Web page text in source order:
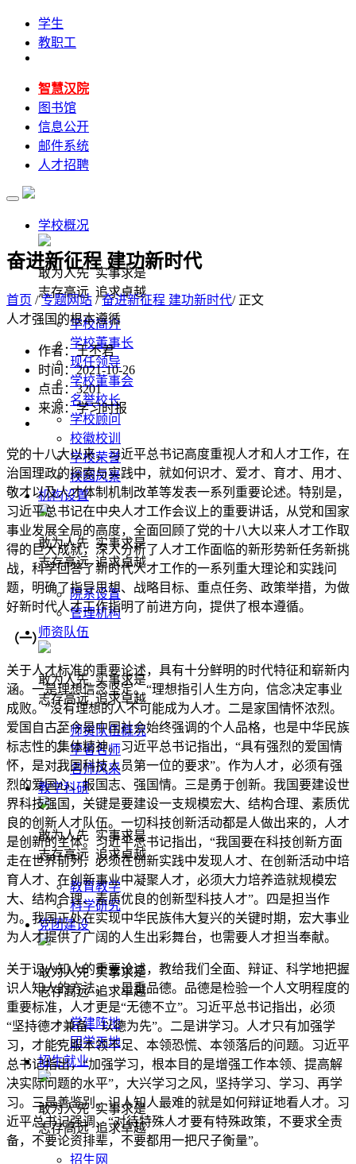
学生
教职工
智慧汉院
图书馆
信息公开
邮件系统
人才招聘
学校概况
敢为人先 实事求是
志存高远 追求卓越
学校简介
学校董事长
现任领导
学校董事会
名誉校长
学校顾问
校徽校训
学校荣誉
校园风景
机构设置
敢为人先 实事求是
志存高远 追求卓越
院系设置
管理机构
师资队伍
敢为人先 实事求是
志存高远 追求卓越
师资队伍概况
学者名师
名师风采
教学科研
敢为人先 实事求是
志存高远 追求卓越
教育教学
科学研究
党团建设
敢为人先 实事求是
志存高远 追求卓越
党建阵地
团学天地
招生就业
敢为人先 实事求是
志存高远 追求卓越
招生网
奋进新征程 建功新时代
首页 /专题网站 /奋进新征程 建功新时代/ 正文
人才强国的根本遵循
作者：王丕君
时间：2021-10-26
点击：3201
来源：学习时报
党的十八大以来，习近平总书记高度重视人才和人才工作，在
治国理政的探索与实践中，就如何识才、爱才、育才、用才、
敬才以及人才体制机制改革等发表一系列重要论述。特别是，
习近平总书记在中央人才工作会议上的重要讲话，从党和国家
事业发展全局的高度，全面回顾了党的十八大以来人才工作取
得的巨大成就，深入分析了人才工作面临的新形势新任务新挑
战，科学回答了新时代人才工作的一系列重大理论和实践问
题，明确了指导思想、战略目标、重点任务、政策举措，为做
好新时代人才工作指明了前进方向，提供了根本遵循。
（一）
关于人才标准的重要论述，具有十分鲜明的时代特征和崭新内
涵。一是理想信念坚定。“理想指引人生方向，信念决定事业
成败。”没有理想的人不可能成为人才。二是家国情怀浓烈。
爱国自古至今是中国社会始终强调的个人品格，也是中华民族
标志性的集体精神。习近平总书记指出，“具有强烈的爱国情
怀，是对我国科技人员第一位的要求”。作为人才，必须有强
烈的爱国心、报国志、强国情。三是勇于创新。我国要建设世
界科技强国，关键是要建设一支规模宏大、结构合理、素质优
良的创新人才队伍。一切科技创新活动都是人做出来的，人才
是创新的主体。习近平总书记指出，“我国要在科技创新方面
走在世界前列，必须在创新实践中发现人才、在创新活动中培
育人才、在创新事业中凝聚人才，必须大力培养造就规模宏
大、结构合理、素质优良的创新型科技人才”。四是担当作
为。我国正处在实现中华民族伟大复兴的关键时期，宏大事业
为人才提供了广阔的人生出彩舞台，也需要人才担当奉献。
关于识人知人的重要论述，教给我们全面、辩证、科学地把握
识人知人的方法。一是重品德。品德是检验一个人文明程度的
重要标准，人才更是“无德不立”。习近平总书记指出，必须
“坚持德才兼备、以德为先”。二是讲学习。人才只有加强学
习，才能克服本领不足、本领恐慌、本领落后的问题。习近平
总书记指出，“加强学习，根本目的是增强工作本领、提高解
决实际问题的水平”，大兴学习之风，坚持学习、学习、再学
习。三是善鉴别。识人知人最难的就是如何辩证地看人才。习
近平总书记强调，“对待特殊人才要有特殊政策，不要求全责
备，不要论资排辈，不要都用一把尺子衡量”。